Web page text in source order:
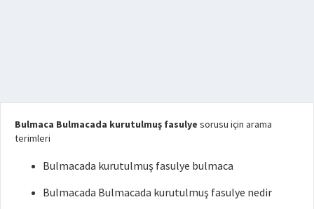
Bulmaca Bulmacada kurutulmuş fasulye sorusu için arama
terimleri
Bulmacada kurutulmuş fasulye bulmaca
Bulmacada Bulmacada kurutulmuş fasulye nedir